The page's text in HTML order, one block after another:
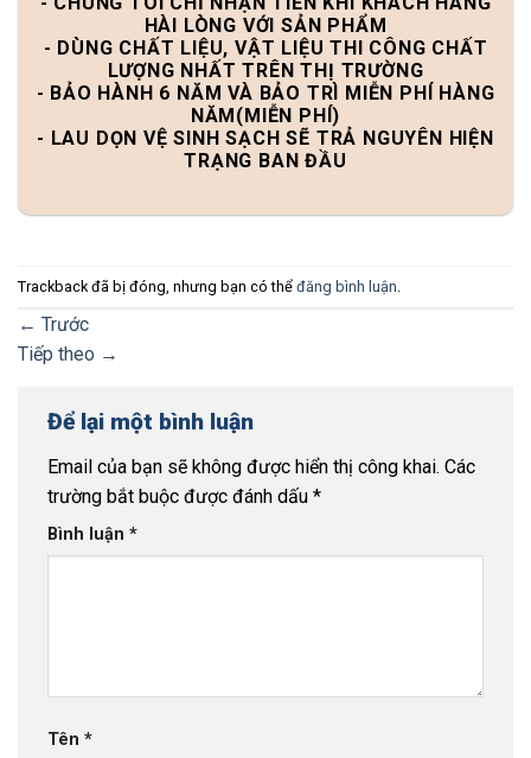
HÀI LÒNG VỚI SẢN PHẨM
- DÙNG CHẤT LIỆU, VẬT LIỆU THI CÔNG CHẤT
LƯỢNG NHẤT TRÊN THỊ TRƯỜNG
- BẢO HÀNH 6 NĂM VÀ BẢO TRÌ MIỄN PHÍ HÀNG
NĂM(MIỄN PHÍ)
- LAU DỌN VỆ SINH SẠCH SẼ TRẢ NGUYÊN HIỆN
TRẠNG BAN ĐẦU
Trackback đã bị đóng, nhưng bạn có thể đăng bình luận
← Trước
Tiếp theo →
Để lại một bình luận
Email của bạn sẽ không được hiển thị công khai. Các
trường bắt buộc được đánh dấu *
Bình luận *
Tên *